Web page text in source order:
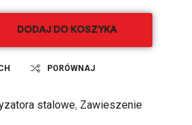
DODAJ DO KOSZYKA
PORÓWNAJ
stalowe, Zawieszenie